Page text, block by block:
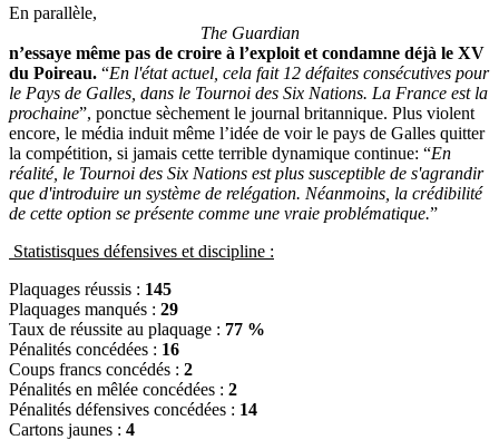
En parallèle,
The Guardian
n’essaye même pas de croire à l’exploit et condamne déjà le XV
du Poireau. “En l'état actuel, cela fait 12 défaites consécutives pour
le Pays de Galles, dans le Tournoi des Six Nations. La France est la
prochaine”, ponctue sèchement le journal britannique. Plus violent
encore, le média induit même l’idée de voir le pays de Galles quitter
la compétition, si jamais cette terrible dynamique continue: “En
réalité, le Tournoi des Six Nations est plus susceptible de s'agrandir
que d'introduire un système de relégation. Néanmoins, la crédibilité
de cette option se présente comme une vraie problématique.”
Statistisques défensives et discipline :
Plaquages réussis : 145
Plaquages manqués : 29
Taux de réussite au plaquage : 77 %
Pénalités concédées : 16
Coups francs concédés : 2
Pénalités en mêlée concédées : 2
Pénalités défensives concédées : 14
Cartons jaunes : 4